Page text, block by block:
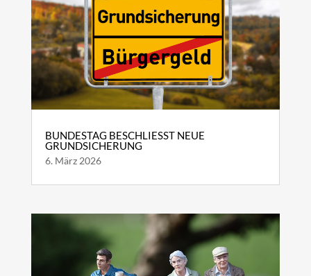
BUNDESTAG BESCHLIESST NEUE G
RUNDSICHERUNG
6. März 2026